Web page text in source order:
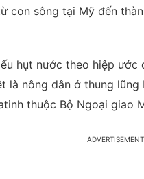
con sông tại Mỹ đến
hụt nước theo hiệp ước
là nông dân ở thung
thuộc Bộ Ngoại giao